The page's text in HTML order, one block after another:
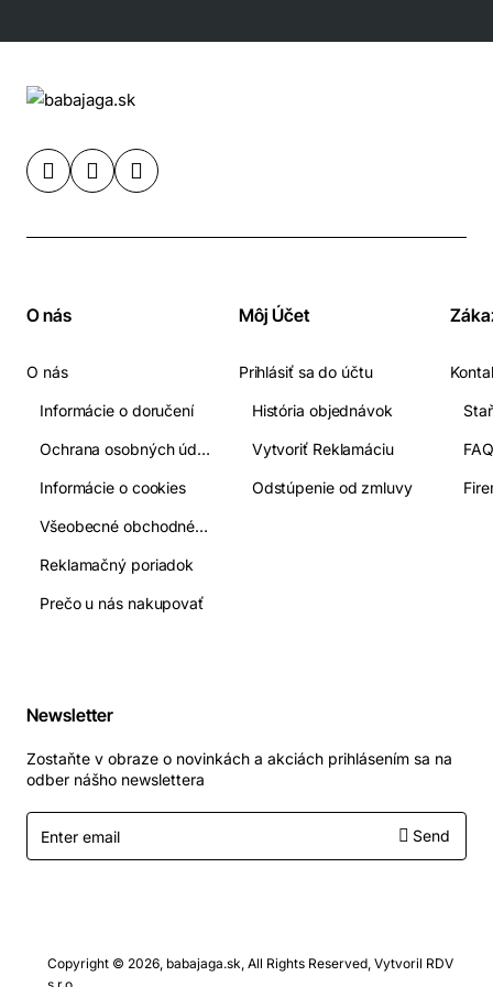
Veľkostná tabuľka tričko Dámske: Vyrábajú sa len do
O nás
O nás
Informácie o doručení
Ochrana osobných údajov
Informácie o cookies
Všeobecné obchodné podmienky
Reklamačný poriadok
Prečo u nás nakupovať
Môj Účet
Prihlásiť sa do účtu
História objednávok
Vytvoriť Reklamáciu
Odstúpenie od zmluvy
Newsletter
Zostaňte v obraze o novinkách a akciách prihlásením sa na
odber nášho newslettera
Enter
email
Send
Copyright © 2026, babajaga.sk, All Rights Reserved, Vytvoril RDV